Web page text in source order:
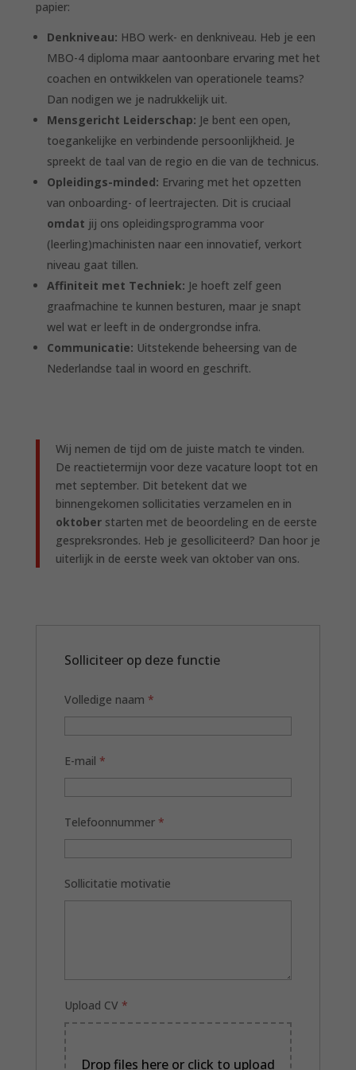
papier:
Denkniveau: HBO werk- en denkniveau. Heb je een
MBO-4 diploma maar aantoonbare ervaring met het
coachen en ontwikkelen van operationele teams?
Dan nodigen we je nadrukkelijk uit.
Mensgericht Leiderschap: Je bent een open,
toegankelijke en verbindende persoonlijkheid. Je
spreekt de taal van de regio en die van de technicus.
Opleidings-minded: Ervaring met het opzetten
van onboarding- of leertrajecten. Dit is cruciaal
omdat jij ons opleidingsprogramma voor
(leerling)machinisten naar een innovatief, verkort
niveau gaat tillen.
Affiniteit met Techniek: Je hoeft zelf geen
graafmachine te kunnen besturen, maar je snapt
wel wat er leeft in de ondergrondse infra.
Communicatie: Uitstekende beheersing van de
Nederlandse taal in woord en geschrift.
Wij nemen de tijd om de juiste match te vinden.
De reactietermijn voor deze vacature loopt tot en
met september. Dit betekent dat we
binnengekomen sollicitaties verzamelen en in
oktoberstarten met de beoordeling en de eerste
gespreksrondes. Heb je gesolliciteerd? Dan hoor je
uiterlijk in de eerste week van oktober van ons.
Solliciteer op deze functie
Volledige naam *
E-mail *
Telefoonnummer *
Sollicitatie motivatie
Upload CV *
Drop files here or click to upload